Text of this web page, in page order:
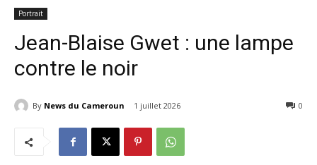
Portrait
Jean-Blaise Gwet : une lampe
contre le noir
By News du Cameroun 1 juillet 2026 0